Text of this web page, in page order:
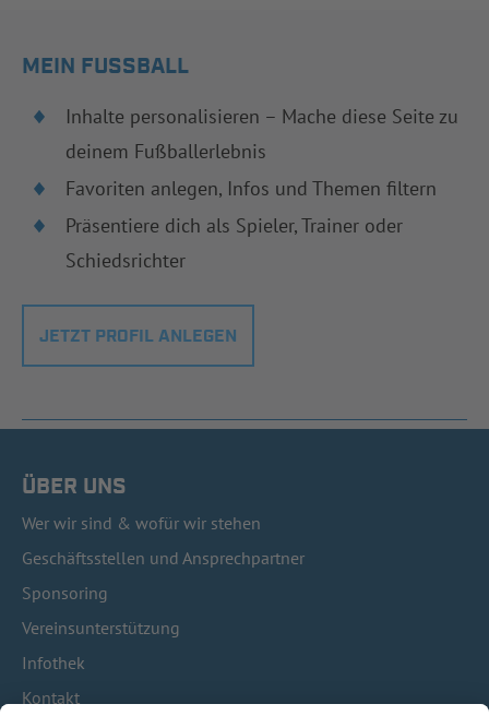
MEIN FUSSBALL
Inhalte personalisieren – Mache diese Seite zu
deinem Fußballerlebnis
Favoriten anlegen, Infos und Themen filtern
Präsentiere dich als Spieler, Trainer oder
Schiedsrichter
JETZT PROFIL ANLEGEN
ÜBER UNS
Wer wir sind & wofür wir stehen
Geschäftsstellen und Ansprechpartner
Sponsoring
Vereinsunterstützung
Infothek
Kontakt